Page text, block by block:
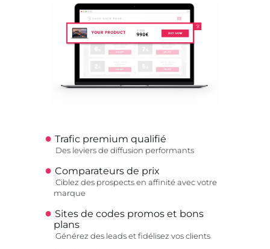
Trafic premium qualifié
Des leviers de diffusion performants
Comparateurs de prix
Ciblez des prospects en affinité avec votre
marque
Sites de codes promos et bons
plans
Générez des leads et fidélisez vos clients